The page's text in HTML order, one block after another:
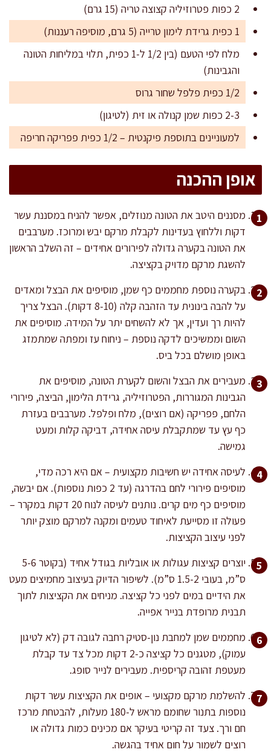
2 כפות פטרוזיליה קצוצה טריה (15 גרם)
1 כפית גרידת לימון טרייה (5 גרם, מוסיפה רעננות)
מלח לפי הטעם (בין 1/2 ל-1 כפית, תלוי במליחות הטונה
והגבינות)
1/2 כפית פלפל שחור גרוס
2-3 כפות שמן קנולה או זית (לטיגון)
למעוניינים בתוספת פיקנטית – 1/2 כפית פפריקה חריפה
אופן ההכנה
מסננים היטב את הטונה מנוזלים, אפשר להניח במסננת עשר
דקות וללחוץ בעדינות לקבלת מרקם יבש ומרוכז. מערבבים
את הטונה בקערה גדולה לפירורים אחידים – זה השלב הראשון
להשגת מרקם מדויק בקציצה.
בקערה נוספת מחממים כף שמן, מוסיפים את הבצל ומאדים
על להבה בינונית עד הזהבה קלה (8-10 דקות). הבצל צריך
להיות רך ועדין, אך לא להשחים יתר על המידה. מוסיפים את
השום וממשיכים לדקה נוספת – ניחוח עז ומפתה שמתמזג
באופן מושלם בכל ביס.
מעבירים את הבצל והשום לקערת הטונה, מוסיפים את
הגבינות המגוררות, הפטרוזיליה, גרידת הלימון, הביצה, פירורי
הלחם, פפריקה (אם רוצים), מלח ופלפל. מערבבים בעזרת
כף עץ עד שמתקבלת עיסה אחידה, דביקה קלות ומעט
גמישה.
לעיסה אחידה יש חשיבות מקצועית – אם היא רכה מדי,
מוסיפים פירורי לחם בהדרגה (עד 2 כפות נוספות). אם יבשה,
מוסיפים כף מים קרים. נותנים לעיסה לנוח 20 דקות במקרר –
פעולה זו מסייעת לאיחוד טעמים ומקנה למרקם מוצק יותר
לפני עיצוב הקציצות.
יוצרים קציצות עגולות או אובליות בגודל אחיד (בקוטר 5-6
ס”מ, בעובי 1.5-2 ס”מ). לשיפור הדיוק בעיצוב מחמיצים מעט
את הידיים במים לפני כל קציצה. מניחים את הקציצות לתוך
תבנית מרופדת בנייר אפייה.
מחממים שמן למחבת נון-סטיק רחבה לגובה דק (לא לטיגון
עמוק), מטגנים כל קציצה כ-2 דקות מכל צד עד קבלת
מעטפת זהובה קריספית. מעבירים לנייר סופג.
להשלמת מרקם מקצועי – אופים את הקציצות עשר דקות
נוספות בתנור שחומם מראש ל-180 מעלות, להבטחת מרכז
חם ורך. צעד זה קריטי בעיקר אם מכינים כמות גדולה או
רוצים לשמור על חום אחיד בהגשה.